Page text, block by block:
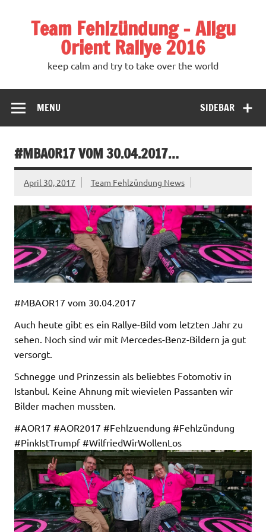
Team Fehlzündung – Allgu
Orient Rallye 2016
keep calm and try to take over the world
SIDEBAR
MENU
#MBAOR17 VOM 30.04.2017…
April 30, 2017 Team Fehlzündung News
#MBAOR17 vom 30.04.2017
Auch heute gibt es ein Rallye-Bild vom letzten Jahr zu
sehen. Noch sind wir mit Mercedes-Benz-Bildern ja gut
versorgt.
Schnegge und Prinzessin als beliebtes Fotomotiv in
Istanbul. Keine Ahnung mit wievielen Passanten wir
Bilder machen mussten.
#AOR17 #AOR2017 #Fehlzuendung #Fehlzündung
#PinkIstTrumpf #WilfriedWirWollenLos